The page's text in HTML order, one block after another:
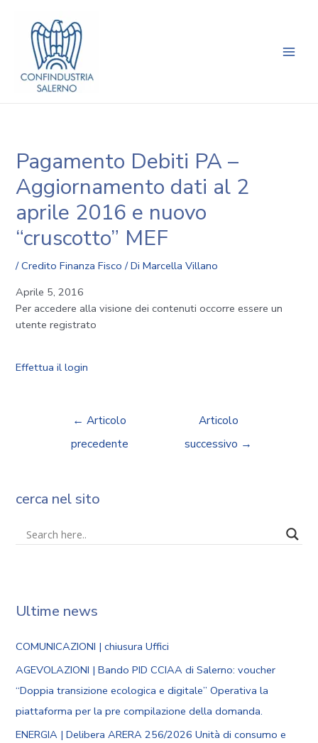
contenuto
Pagamento Debiti PA –
Aggiornamento dati al 2
aprile 2016 e nuovo
“cruscotto” MEF
/Credito Finanza Fisco / DiMarcella Villano
Aprile 5, 2016
Per accedere alla visione dei contenuti occorre essere un
utente registrato
Effettua il login
articoli
← Articolo
precedente
Articolo
successivo →
cerca nel sito
Ultime news
COMUNICAZIONI | chiusura Uffici
AGEVOLAZIONI | Bando PID CCIAA di Salerno: voucher
“Doppia transizione ecologica e digitale” Operativa la
piattaforma per la pre compilazione della domanda.
ENERGIA | Delibera ARERA 256/2026 Unità di consumo e